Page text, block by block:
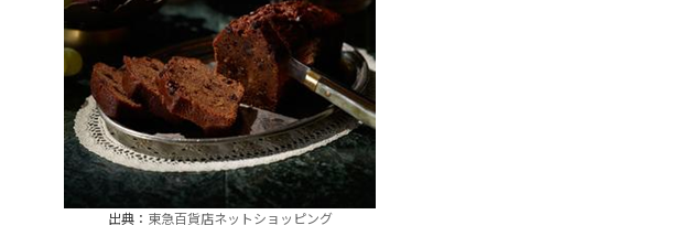
出典： 東急百貨店ネットショッピング